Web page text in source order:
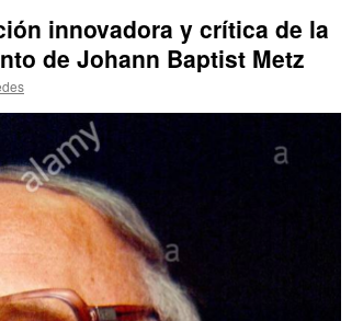
innovadora y crítica de la
de Johann Baptist Metz